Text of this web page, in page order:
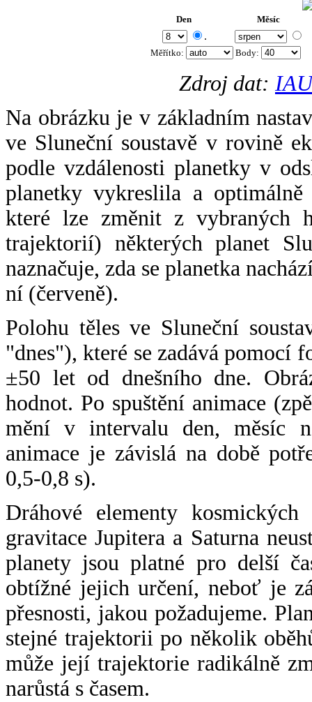
Den Měsíc
.
Měřítko: Body:
Zdroj dat:
Na obrázku je v základním
ve Sluneční soustavě v rovině
podle vzdálenosti planetky v
planetky vykreslila a
které lze změnit z vybraných
trajektorií) některých planet
naznačuje, zda se planetka
ní (červeně).
Polohu těles ve Sluneční
"dnes"), které se zadává pomocí
±50 let od dnešního dne.
hodnot. Po spuštění animace
mění v intervalu den, měsíc
animace je závislá na době
0,5-0,8 s).
Dráhové elementy
gravitace Jupitera a Saturna
planety jsou platné pro delší
obtížné jejich určení, neboť je
přesnosti, jakou požadujeme.
stejné trajektorii po několik
může její trajektorie radikálně
narůstá s časem.